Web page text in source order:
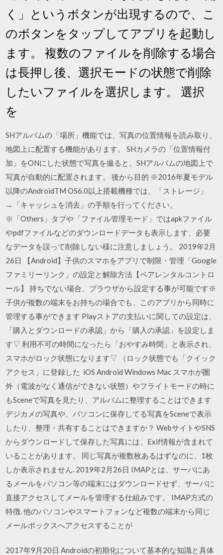
く」というボタンが出現するので、こ
のボタンをタップしてアプリを起動し
ます。 複数のファイルを削除する場合
は長押し後、選択モードの状態で削除
したいファイルを選択します。 選択
を
SHアルバムの「場所」機能では、写真の位置情報を読み取り、
地図上に配置する機能があります。 SHカメラの「位置情報付
加」をONにした状態で写真を撮ると、SHアルバムの地図上で
写真が自動的に配置されます。 後から目的 ※2016年夏モデル
以降のAndroidTM OS6.0以上搭載機種では、「ストレージ」
→「キャッシュを消去」の手順を行ってください。
※「Others」タブや「ファイル管理モード」ではapkファイル
やpdfファイルなどのダウンロードデータも表示します、必要
なデータを誤って削除しない様に注意しましょう。 2019年2月
26日 【Android】子供のスマホをアプリで制限・管理「Google
ファミリーリンク」の設定と解除方法【ペアレンタルコントロ
ール】 持ちでない場合、ブラウザから設定する事が可能です※
子供が複数の端末をお持ちの場合でも、このアプリから同時に
管理する事ができます Playストアの支払いに関しての設定は、
「購入とダウンロードの承認」から「購入の承認」を設定しま
す▽ 利用不可の時間になったら「おやすみ時間」と表示され、
スマホがロック状態になります▽ （ロック状態でも「クイック
アクセス」に登録した iOS Android Windows Mac スマホが圏
外（電波がなく通信ができない状態）やフライトモードの時に
もSceneで写真を見たり、アルバムに整理することはできます
デジカメの写真や、パソコンに保存してる写真をSceneで表示
したり、整理・共有することはできますか？ WebサイトやSNS
からダウンロードして保存した写真には、Exif情報が含まれて
いることがあります。 同じ写真が複数枚あるはずなのに、1枚
しか表示されません. 2019年2月26日 IMAPとは、サーバにあ
るメールをパソコン等の端末にはダウンロードせず、サーバに
直接アクセスしてメールを管理する仕組みです。 IMAP方式の
特徴. 他のパソコンやスマートフォンなど複数の端末から同じ
メールボックスへアクセスすることが
2017年9月20日 Androidの初期化について基本的な知識と具体